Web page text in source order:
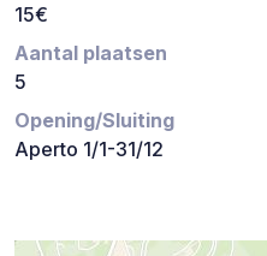
15€
Aantal plaatsen
5
Opening/Sluiting
Aperto 1/1-31/12